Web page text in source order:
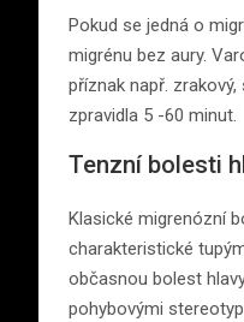
Pokud se jedná o
migrénu bez aury.
příznak např.
zpravidla 5 -60 minut.
Tenzní bolesti
Klasické migrenózní
charakteristické
občasnou bolest
pohybovými